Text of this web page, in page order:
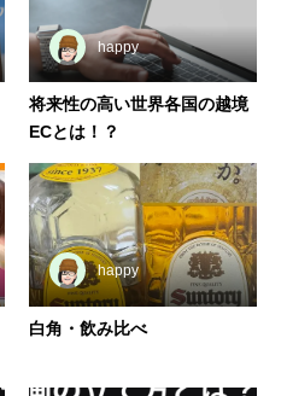
happy
将来性の高い世界各国の越境
ECとは！？
happy
白角・飲み比べ